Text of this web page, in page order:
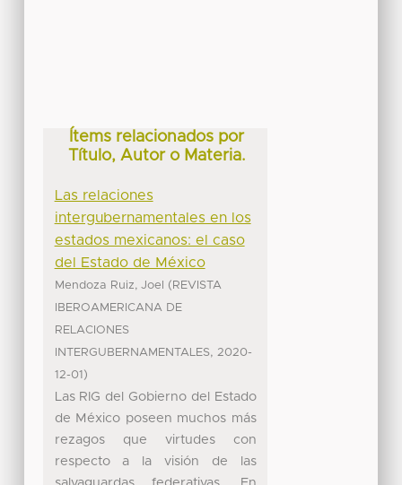
Ítems relacionados por
Título, Autor o Materia.
Las relaciones
intergubernamentales en los
estados mexicanos: el caso
del Estado de México
Mendoza Ruiz, Joel ( REVISTA
IBEROAMERICANA DE
RELACIONES
INTERGUBERNAMENTALES, 2020-
12-01 )
Las RIG del Gobierno del Estado
de México poseen muchos más
rezagos que virtudes con
respecto a la visión de las